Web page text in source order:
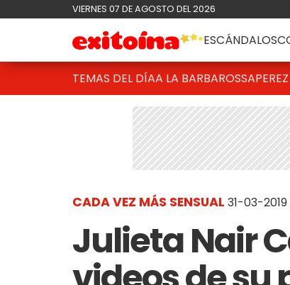
VIERNES 07 DE AGOSTO DEL 2026
ESCÁNDALOS
TEMAS DEL DÍAA LA BARBAROSSA
CADA VEZ MÁS SENSUAL 31-03-2019
Julieta Nair